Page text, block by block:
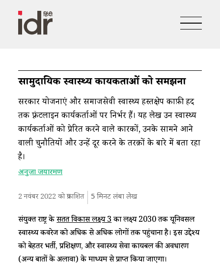
सामुदायिक स्वास्थ्य कार्यकर्ताओं को समझना
सरकारी योजनाएं और समाजसेवी स्वास्थ्य हस्तक्षेप काफ़ी हद
तक फ़्रंटलाइन कार्यकर्ताओं पर निर्भर हैं। यह लेख उन स्वास्थ्य
कार्यकर्ताओं को प्रेरित करने वाले कारकों, उनके सामने आने
वाली चुनौतियों और उन्हें दूर करने के तरीक़ों के बारे में बता रहा
है।
अनुजा जयारमण
2 नवंबर 2022 को प्रकाशित 5मिनट लंबा लेख
संयुक्त राष्ट्र केसतत विकास लक्ष्य 3का लक्ष्य 2030 तक यूनिवर्सल
स्वास्थ्य कवरेज को अधिक से अधिक लोगों तक पहुंचाना है। इस उद्देश्य
को बेहतर भर्ती, प्रशिक्षण, और स्वास्थ्य सेवा कार्यबल की अवधारण
(अन्य बातों के अलावा) के माध्यम से प्राप्त किया जाएगा।